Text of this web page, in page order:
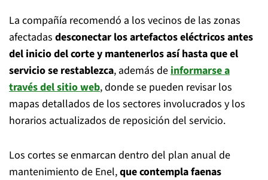
La compañía recomendó a los vecinos de las zonas
afectadas desconectar los artefactos eléctricos antes
del inicio del corte y mantenerlos así hasta que el
servicio se restablezca, además deinformarse a
través del sitio web, donde se pueden revisar los
mapas detallados de los sectores involucrados y los
horarios actualizados de reposición del servicio.
Los cortes se enmarcan dentro del plan anual de
mantenimiento de Enel,que contempla faenas